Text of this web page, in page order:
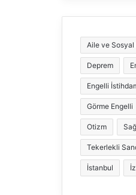
Aile ve Sosyal
Deprem
Engelli
Görme Engelli
Otizm
Tekerlekli
İstanbul